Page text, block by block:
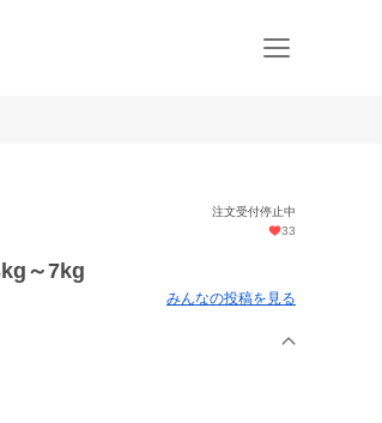
注文受付停止中
33
～7kg
みんなの投稿を見る